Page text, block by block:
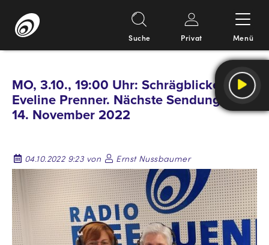
Inhalt
Suche Privat Menü
MO, 3.10., 19:00 Uhr: Schrägblicke von
Eveline Prenner. Nächste Sendung am
14. November 2022
04.10.2022 9:23 von Ernst Nussbaumer